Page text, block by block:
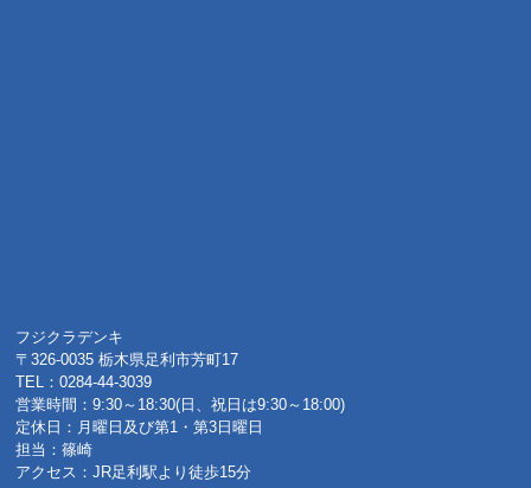
フジクラデンキ
〒326-0035 栃木県足利市芳町17
TEL：0284-44-3039
営業時間：9:30～18:30(日、祝日は9:30～18:00)
定休日：月曜日及び第1・第3日曜日
担当：篠崎
アクセス：JR足利駅より徒歩15分